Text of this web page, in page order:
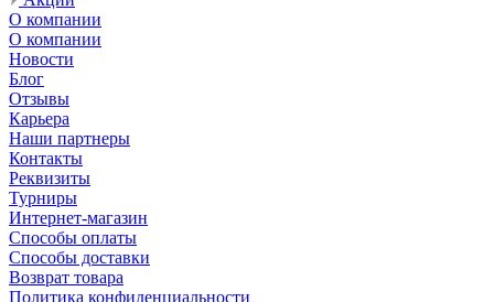
О компании
О компании
Новости
Блог
Отзывы
Карьера
Наши партнеры
Контакты
Реквизиты
Турниры
Интернет-магазин
Способы оплаты
Способы доставки
Возврат товара
Политика конфиденциальности